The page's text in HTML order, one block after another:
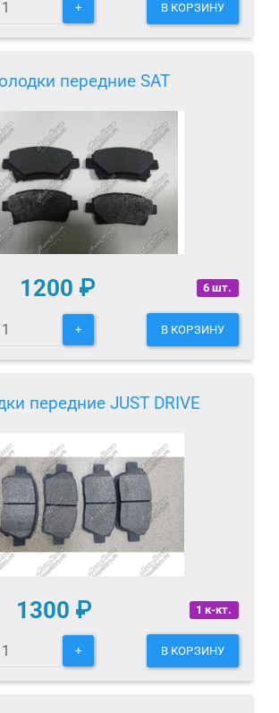
+ В КОРЗИНУ
передние SAT
6 шт.
1200 ₽
+ В КОРЗИНУ
передние JUST DRIVE
1 к-кт.
1300 ₽
+ В КОРЗИНУ